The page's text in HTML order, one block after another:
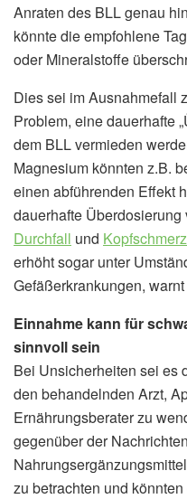
Anraten des BLL genau
könnte die empfohlene
oder Mineralstoffe
Dies sei im Ausnahmefall
Problem, eine dauerhafte
dem BLL vermieden
Magnesium könnten z.B.
einen abführenden Effekt
dauerhafte
Durchfall und
erhöht sogar unter
Gefäßerkrankungen, warnt
Einnahme kann für
sinnvoll sein
Bei Unsicherheiten sei es
den behandelnden Arzt,
Ernährungsberater zu
gegenüber der
zu betrachten und